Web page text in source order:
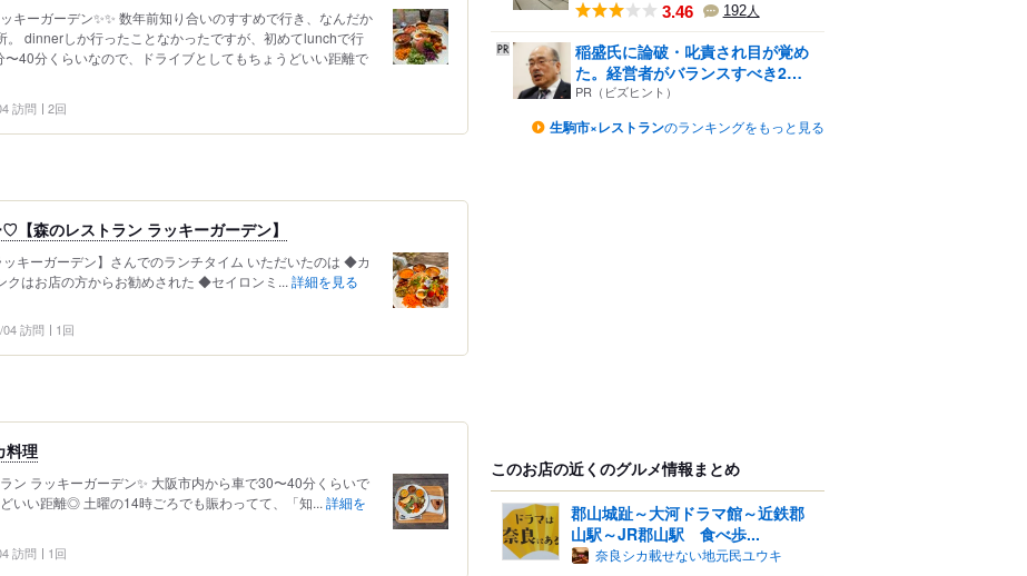
キーガーデン✨✨ 数年前知り合いのすすめで行き、なんだか
。 dinnerしか行ったことなかったですが、初めてlunchで行
40分くらいなので、ドライブとしてもちょうどいい距離で
訪問 2回
【森のレストラン ラッキーガーデン】
キーガーデン】さんでのランチタイム いただいたのは ◆カ
クはお店の方からお勧めされた ◆セイロンミ... 詳細を見る
訪問 1回
料理
ン ラッキーガーデン✨ 大阪市内から車で30〜40分くらいで
いい距離◎ 土曜の14時ごろでも賑わってて、「知... 詳細を
訪問 1回
3.46 192人
稲盛氏に論破・叱責され目が覚め
た。経営者がバランスすべき2
つ...
PR（ビズヒント）
生駒市×レストランのランキングをもっと見る
このお店の近くのグルメ情報まとめ
郡山城趾～大河ドラマ館～近鉄郡
山駅～JR郡山駅 食べ歩...
奈良シカ載せない地元民ユウキ